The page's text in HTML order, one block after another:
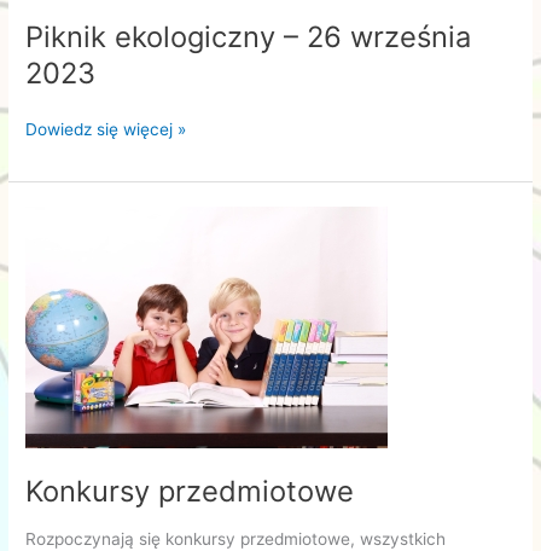
zbierają
elektrośmieci”
Piknik ekologiczny – 26 września
2023
Piknik
–
Dowiedz się więcej »
Konkursy przedmiotowe
Rozpoczynają się konkursy przedmiotowe, wszystkich